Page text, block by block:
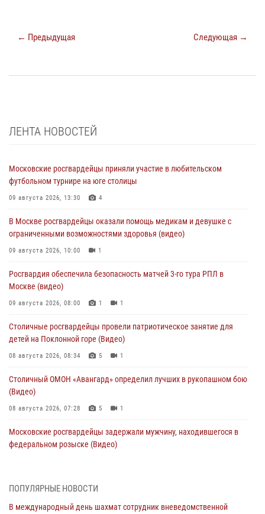
← Предыдущая Следующая →
ЛЕНТА НОВОСТЕЙ
Московские росгвардейцы приняли участие в любительском
футбольном турнире на юге столицы
09 августа 2026, 13:30 4
В Москве росгвардейцы оказали помощь медикам и девушке с
ограниченными возможностями здоровья (видео)
09 августа 2026, 10:00 1
Росгвардия обеспечила безопасность матчей 3-го тура РПЛ в
Москве (видео)
09 августа 2026, 08:00 1 1
Столичные росгвардейцы провели патриотическое занятие для
детей на Поклонной горе (Видео)
08 августа 2026, 08:34 5 1
Столичный ОМОН «Авангард» определил лучших в рукопашном бою
(Видео)
08 августа 2026, 07:28 5 1
Московские росгвардейцы задержали мужчину, находившегося в
федеральном розыске (Видео)
В центре столицы росгвардейцы задержали мужчину, пытавшегося
ПОПУЛЯРНЫЕ НОВОСТИ
В международный день шахмат сотрудник вневедомственной